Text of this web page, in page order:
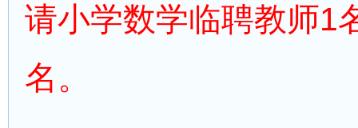
请小学数学临聘教师1
名。